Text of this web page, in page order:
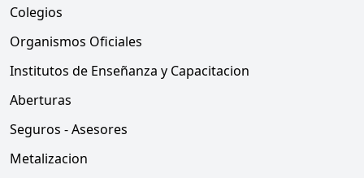
Colegios
Organismos Oficiales
Institutos de Enseñanza y Capacitacion
Aberturas
Seguros - Asesores
Metalizacion